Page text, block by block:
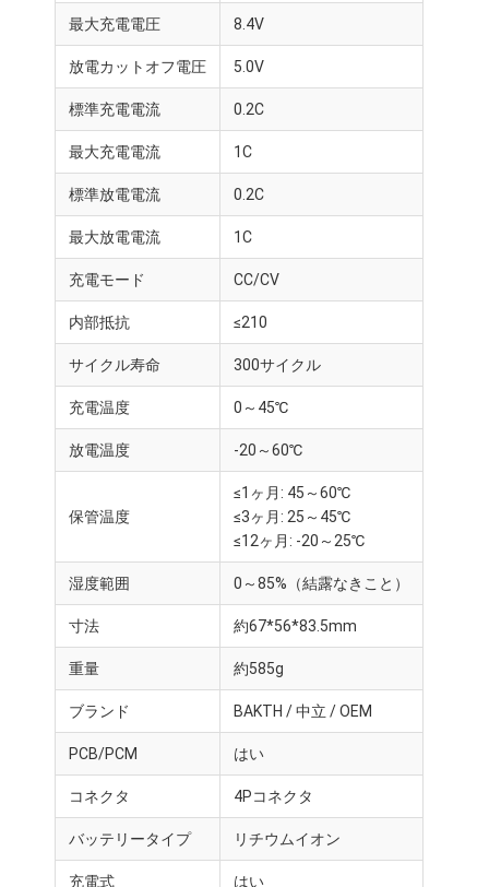
家へ
ビデオ
最大充電電圧 8.4V
放電カットオフ電圧 5.0V
標準充電電流 0.2C
最大充電電流 1C
標準放電電流 0.2C
最大放電電流 1C
充電モード CC/CV
内部抵抗 ≤210
サイクル寿命 300サイクル
充電温度 0～45℃
放電温度 -20～60℃
保管温度
≤1ヶ月: 45～60℃
≤3ヶ月: 25～45℃
≤12ヶ月: -20～25℃
湿度範囲 0～85%（結露なきこと）
寸法 約67*56*83.5mm
重量 約585g
ブランド BAKTH / 中立 / OEM
PCB/PCM はい
コネクタ 4Pコネクタ
バッテリータイプ リチウムイオン
充電式 はい